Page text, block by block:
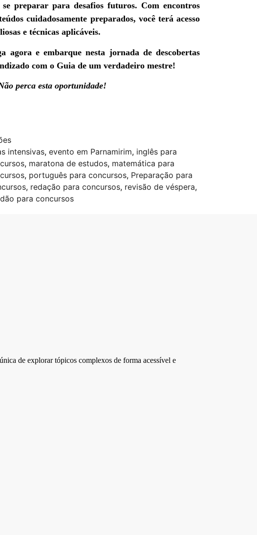
se preparar para desafios futuros. Com encontros
cuidadosamente preparados, você terá acesso
e técnicas aplicáveis.
agora e embarque nesta jornada de descobertas
com o Guia de um verdadeiro mestre!
perca esta oportunidade!
intensivas, evento em Parnamirim, inglês para
, maratona de estudos, matemática para
, português para concursos, Preparação para
, redação para concursos, revisão de véspera,
para concursos
de explorar tópicos complexos de forma acessível e